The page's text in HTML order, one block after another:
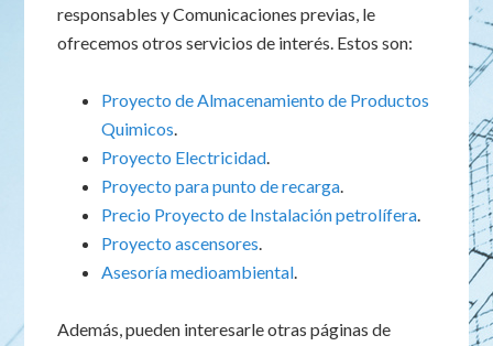
responsables y Comunicaciones previas, le
ofrecemos otros servicios de interés. Estos son:
Proyecto de Almacenamiento de Productos
Quimicos.
Proyecto Electricidad.
Proyecto para punto de recarga.
Precio Proyecto de Instalación petrolífera.
Proyecto ascensores.
Asesoría medioambiental.
Además, pueden interesarle otras páginas de